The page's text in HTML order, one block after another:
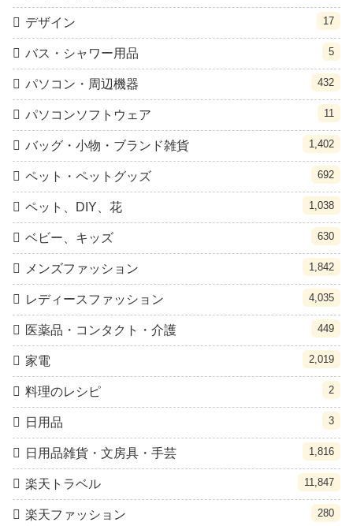
デザイン 17
バス・シャワー用品 5
パソコン・周辺機器 432
パソコンソフトウェア 11
バッグ・小物・ブランド雑貨 1,402
ペット・ペットグッズ 692
ペット、DIY、花 1,038
ベビー、キッズ 630
メンズファッション 1,842
レディースファッション 4,035
医薬品・コンタクト・介護 449
家電 2,019
料理のレシピ 2
日用品 3
日用品雑貨・文房具・手芸 1,816
楽天トラベル 11,847
楽天ファッション 280